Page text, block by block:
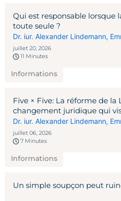
Qui est responsable lorsque
toute seule ?
Dr. iur. Alexander Lindemann,
juillet 20, 2026
11 Minutes
Informations
Five × Five: La réforme de
changement juridique qui
Dr. iur. Alexander Lindemann,
juillet 06, 2026
7 Minutes
Informations
Un simple soupçon peut